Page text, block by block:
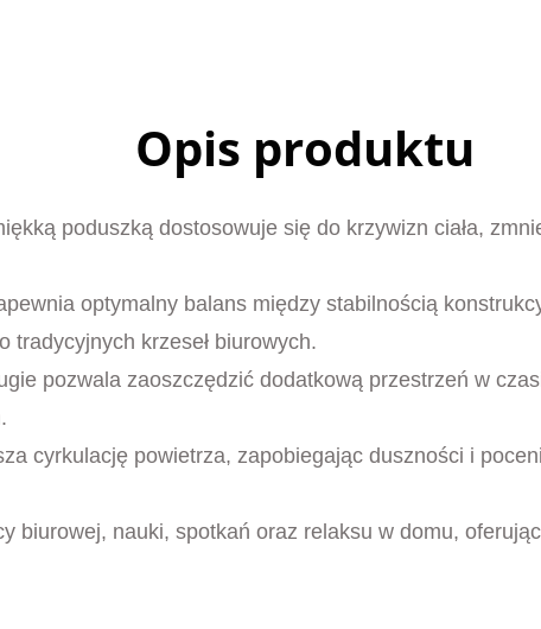
Opis produktu
poduszką dostosowuje się do krzywizn ciała,
optymalny balans między stabilnością
tradycyjnych krzeseł biurowych.
pozwala zaoszczędzić dodatkową przestrzeń w
cyrkulację powietrza, zapobiegając duszności i
biurowej, nauki, spotkań oraz relaksu w domu,